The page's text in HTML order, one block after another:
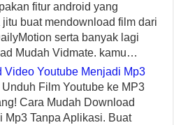
fitur android yang
buat mendownload film dari
serta banyak lagi
Mudah Vidmate. kamu…
Video Youtube Menjadi Mp3
Unduh Film Youtube ke MP3
Cara Mudah Download
Mp3 Tanpa Aplikasi. Buat